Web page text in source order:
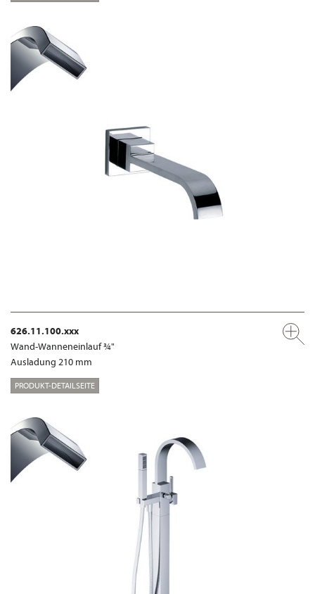
626.11.100.xxx
Wand-Wanneneinlauf ¾"
Ausladung 210 mm
PRODUKT-DETAILSEITE